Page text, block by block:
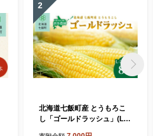
2
北海道七飯町産 とうもろこ
し「ゴールドラッシュ」(L-2